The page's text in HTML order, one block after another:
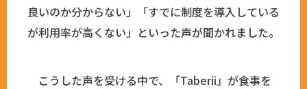
良いのか分からない」「すでに制度を導入している
が利用率が高くない」といった声が聞かれました。
こうした声を受ける中で、「Taberii」が食事を